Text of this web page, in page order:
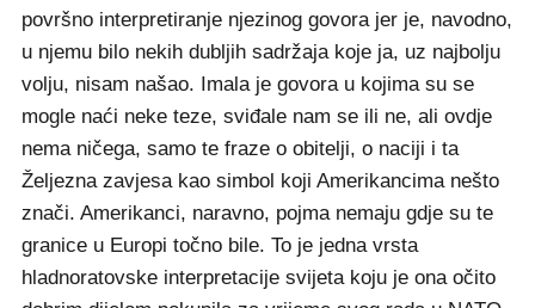
površno interpretiranje njezinog govora jer je, navodno,
u njemu bilo nekih dubljih sadržaja koje ja, uz najbolju
volju, nisam našao. Imala je govora u kojima su se
mogle naći neke teze, sviđale nam se ili ne, ali ovdje
nema ničega, samo te fraze o obitelji, o naciji i ta
Željezna zavjesa kao simbol koji Amerikancima nešto
znači. Amerikanci, naravno, pojma nemaju gdje su te
granice u Europi točno bile. To je jedna vrsta
hladnoratovske interpretacije svijeta koju je ona očito